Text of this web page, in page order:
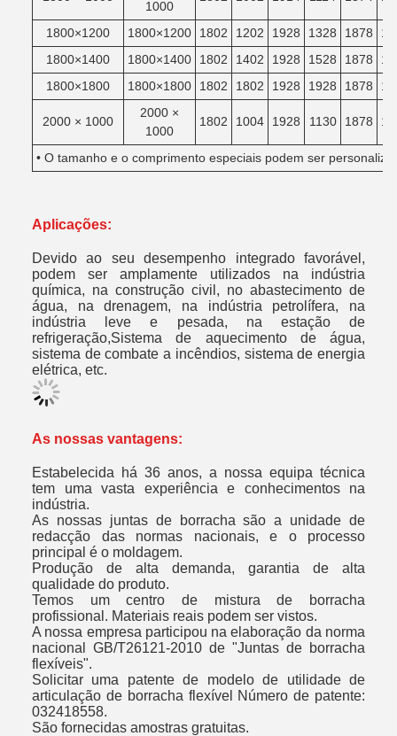
1000
1800×1200 1800×1200 1802 1202 1928 1328 1878
1800×1400
1800×1400 1802 1402 1928 1528 1878
1800×1800
1800×1800 1802 1802 1928 1928 1878
2000 × 1000
2000 ×
1000
1802 1004 1928 1130 1878
• O tamanho e o comprimento especiais podem ser
Aplicações:
Devido ao seu desempenho integrado favorável,
podem ser amplamente utilizados na indústria
química, na construção civil, no abastecimento de
água, na drenagem, na indústria petrolífera, na
indústria leve e pesada, na estação de
refrigeração,Sistema de aquecimento de água,
sistema de combate a incêndios, sistema de energia
elétrica, etc.
As nossas vantagens:
Estabelecida há 36 anos, a nossa equipa técnica
tem uma vasta experiência e conhecimentos na
indústria.
As nossas juntas de borracha são a unidade de
redacção das normas nacionais, e o processo
principal é o moldagem.
Produção de alta demanda, garantia de alta
qualidade do produto.
Temos um centro de mistura de borracha
profissional. Materiais reais podem ser vistos.
A nossa empresa participou na elaboração da norma
nacional GB/T26121-2010 de "Juntas de borracha
flexíveis".
Solicitar uma patente de modelo de utilidade de
articulação de borracha flexível Número de patente:
032418558.
São fornecidas amostras gratuitas.